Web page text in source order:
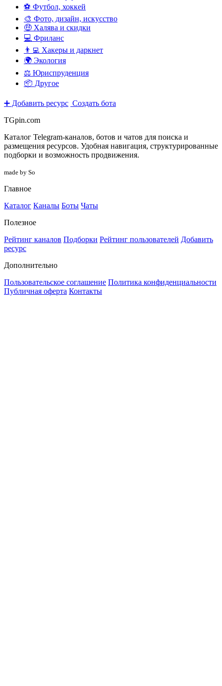
⚽ Футбол, хоккей
🎨 Фото, дизайн, искусство
🤑 Халява и скидки
💻 Фриланс
👨‍💻 Хакеры и даркнет
🌍 Экология
⚖️ Юриспруденция
📦 Другое
➕ Добавить ресурс Создать бота
TGpin.com
Каталог Telegram-каналов, ботов и чатов для поиска и
размещения ресурсов. Удобная навигация, структурированные
подборки и возможность продвижения.
made by So
Главное
Каталог Каналы Боты Чаты
Полезное
Рейтинг каналов Подборки Рейтинг пользователей Добавить
ресурс
Дополнительно
Пользовательское соглашение Политика конфиденциальности
Публичная оферта Контакты